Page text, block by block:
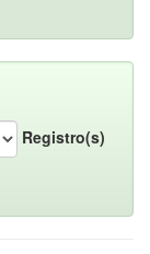
Registro(s)